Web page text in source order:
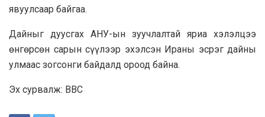
явуулсаар байгаа.
Дайныг дуусгах АНУ-ын зуучлалтай яриа хэлэлцээ
өнгөрсөн сарын сүүлээр эхэлсэн Ираны эсрэг дайны
улмаас зогсонги байдалд ороод байна.
Эх сурвалж: BBC